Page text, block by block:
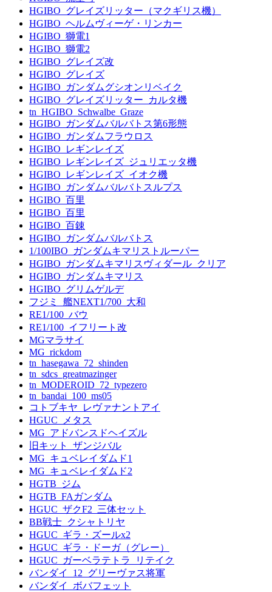
HGIBO_グレイズリッター（マクギリス機）
HGIBO_ヘルムヴィーゲ・リンカー
HGIBO_獅電1
HGIBO_獅電2
HGIBO_グレイズ改
HGIBO_グレイズ
HGIBO_ガンダムグシオンリベイク
HGIBO_グレイズリッター_カルタ機
tn_HGIBO_Schwalbe_Graze
HGIBO_ガンダムバルバトス第6形態
HGIBO_ガンダムフラウロス
HGIBO_レギンレイズ
HGIBO_レギンレイズ_ジュリエッタ機
HGIBO_レギンレイズ_イオク機
HGIBO_ガンダムバルバトスルプス
HGIBO_百里
HGIBO_百里
HGIBO_百錬
HGIBO_ガンダムバルバトス
1/100IBO_ガンダムキマリストルーパー
HGIBO_ガンダムキマリスヴィダール_クリア
HGIBO_ガンダムキマリス
HGIBO_グリムゲルデ
フジミ_艦NEXT1/700_大和
RE1/100_バウ
RE1/100_イフリート改
MGマラサイ
MG_rickdom
tn_hasegawa_72_shinden
tn_sdcs_greatmazinger
tn_MODEROID_72_typezero
tn_bandai_100_ms05
コトブキヤ_レヴァナントアイ
HGUC_メタス
MG_アドバンスドヘイズル
旧キット_ザンジバル
MG_キュベレイダムド1
MG_キュベレイダムド2
HGTB_ジム
HGTB_FAガンダム
HGUC_ザクF2_三体セット
BB戦士_クシャトリヤ
HGUC_ギラ・ズールx2
HGUC_ギラ・ドーガ（グレー）
HGUC_ガーベラテトラ_リテイク
バンダイ_12_グリーヴァス将軍
バンダイ_ボバフェット